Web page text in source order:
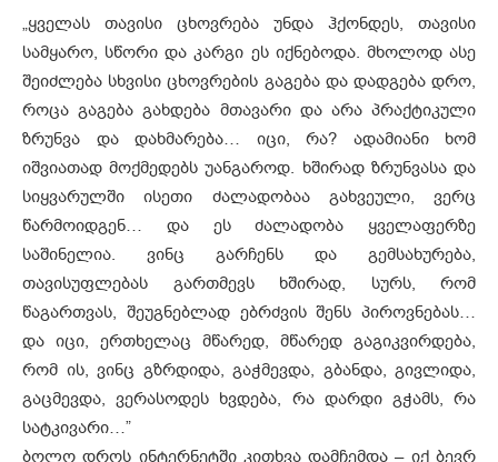
„ყველას თავისი ცხოვრება უნდა ჰქონდეს, თავისი
სამყარო, სწორი და კარგი ეს იქნებოდა. მხოლოდ ასე
შეიძლება სხვისი ცხოვრების გაგება და დადგება დრო,
როცა გაგება გახდება მთავარი და არა პრაქტიკული
ზრუნვა და დახმარება… იცი, რა? ადამიანი ხომ
იშვიათად მოქმედებს უანგაროდ. ხშირად ზრუნვასა და
სიყვარულში ისეთი ძალადობაა გახვეული, ვერც
წარმოიდგენ… და ეს ძალადობა ყველაფერზე
საშინელია. ვინც გარჩენს და გემსახურება,
თავისუფლებას გართმევს ხშირად, სურს, რომ
წაგართვას, შეუგნებლად ებრძვის შენს პიროვნებას…
და იცი, ერთხელაც მწარედ, მწარედ გაგიკვირდება,
რომ ის, ვინც გზრდიდა, გაჭმევდა, გბანდა, გივლიდა,
გაცმევდა, ვერასოდეს ხვდება, რა დარდი გჭამს, რა
სატკივარი…”
ბოლო დროს ინტერნეტში კითხვა დამჩემდა – იქ ბევრ